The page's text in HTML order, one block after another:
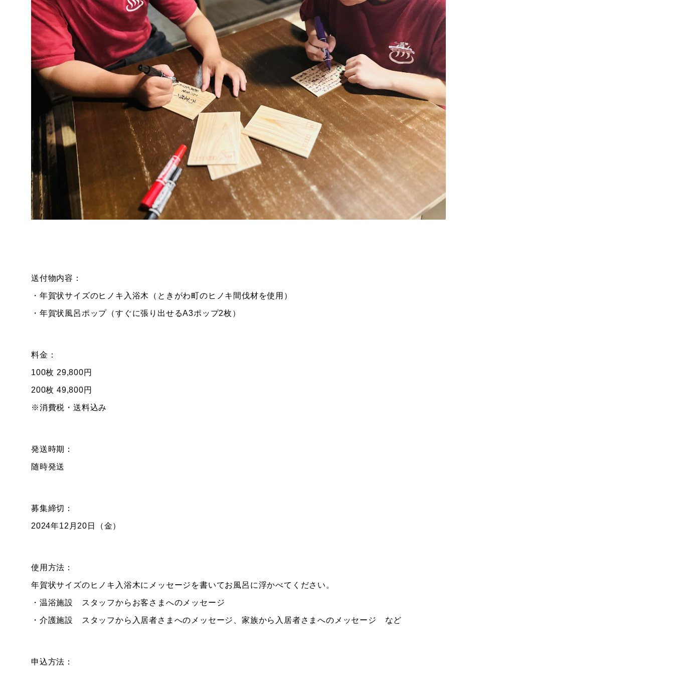
送付物内容：
・年賀状サイズのヒノキ入浴木（ときがわ町のヒノキ間伐材を使用）
・年賀状風呂ポップ（すぐに張り出せるA3ポップ2枚）
料金：
100枚 29,800円
200枚 49,800円
※消費税・送料込み
発送時期：
随時発送
募集締切：
2024年12月20日（金）
使用方法：
年賀状サイズのヒノキ入浴木にメッセージを書いてお風呂に浮かべてください。
・温浴施設 スタッフからお客さまへのメッセージ
・介護施設 スタッフから入居者さまへのメッセージ、家族から入居者さまへのメッセージ など
申込方法：